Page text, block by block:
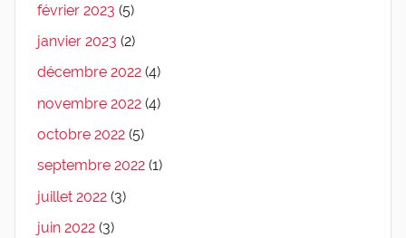
février 2023 (5)
janvier 2023 (2)
décembre 2022 (4)
novembre 2022 (4)
octobre 2022 (5)
septembre 2022 (1)
juillet 2022 (3)
juin 2022 (3)